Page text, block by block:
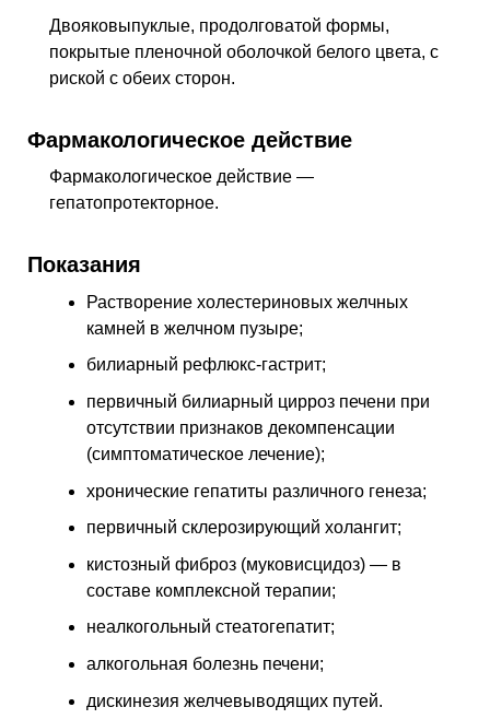
Двояковыпуклые, продолговатой формы,
покрытые пленочной оболочкой белого цвета, с
риской с обеих сторон.
Фармакологическое действие
Фармакологическое действие —
гепатопротекторное.
Показания
Растворение холестериновых желчных
камней в желчном пузыре;
билиарный рефлюкс-гастрит;
первичный билиарный цирроз печени при
отсутствии признаков декомпенсации
(симптоматическое лечение);
хронические гепатиты различного генеза;
первичный склерозирующий холангит;
кистозный фиброз (муковисцидоз) — в
составе комплексной терапии;
неалкогольный стеатогепатит;
алкогольная болезнь печени;
дискинезия желчевыводящих путей.